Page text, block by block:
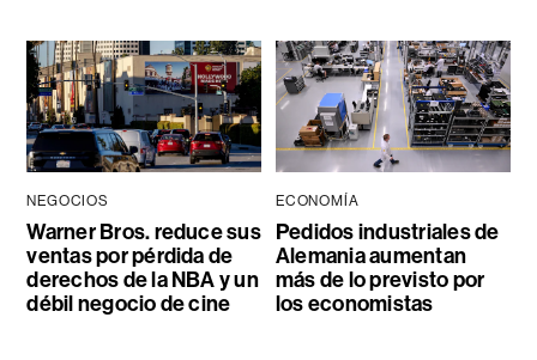
NEGOCIOS
Warner Bros. reduce sus
ventas por pérdida de
derechos de la NBA y un
débil negocio de cine
ECONOMÍA
Pedidos industriales de
Alemania aumentan
más de lo previsto por
los economistas